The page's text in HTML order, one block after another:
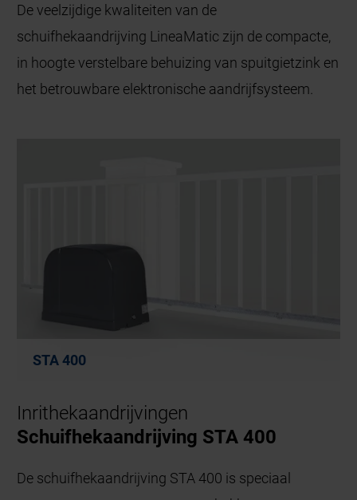
De veelzijdige kwaliteiten van de
schuifhekaandrijving LineaMatic zijn de compacte,
in hoogte verstelbare behuizing van spuitgietzink en
het betrouwbare elektronische aandrijfsysteem.
STA 400
Inrithekaandrijvingen
Schuifhekaandrijving STA 400
De schuifhekaandrijving STA 400 is speciaal